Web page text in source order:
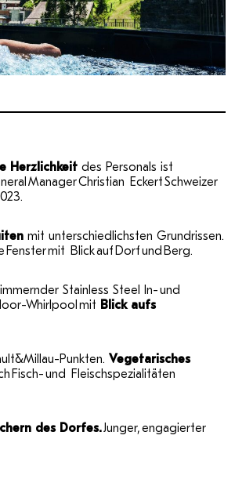
Herzlichkeit des Personals ist
Manager Christian Eckert Schweizer
mit unterschiedlichsten Grundrissen.
Fenster mit Blick auf Dorf und Berg.
Stainless Steel In- und
Whirlpool mit Blick aufs
Punkten. Vegetarisches
Fisch- und Fleischspezialitäten
des Dorfes.Junger, engagierter